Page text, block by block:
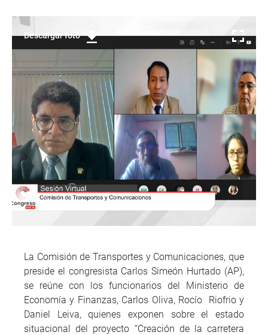
Descargar foto
La Comisión de Transportes y Comunicaciones, que
preside el congresista Carlos Simeón Hurtado (AP),
se reúne con los funcionarios del Ministerio de
Economía y Finanzas, Carlos Oliva, Rocío Riofrio y
Daniel Leiva, quienes exponen sobre el estado
situacional del proyecto “Creación de la carretera